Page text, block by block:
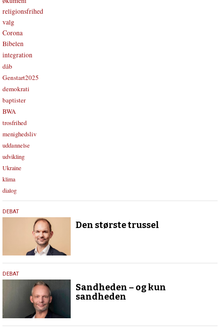
religionsfrihed
valg
Corona
Bibelen
integration
dåb
Genstart2025
demokrati
baptister
BWA
trosfrihed
menighedsliv
uddannelse
udvikling
Ukraine
klima
dialog
13.
DEBAT
Den største trussel
13.
DEBAT
Sandheden – og kun
sandheden